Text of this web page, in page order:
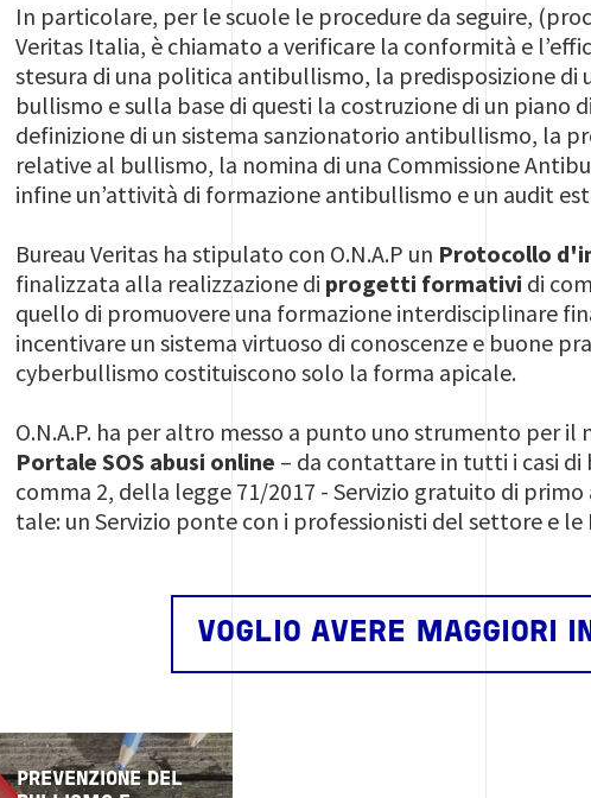
In particolare, per le scuole le procedure da seguire,
Veritas Italia, è chiamato a verificare la conformità e
stesura di una politica antibullismo, la predisposizione di
bullismo e sulla base di questi la costruzione di un
definizione di un sistema sanzionatorio antibullismo, la
relative al bullismo, la nomina di una Commissione
infine un’attività di formazione antibullismo e un audit
Bureau Veritas ha stipulato con O.N.A.P un Protocollo
finalizzata alla realizzazione di progetti formativi di
quello di promuovere una formazione interdisciplinare
incentivare un sistema virtuoso di conoscenze e buone
cyberbullismo costituiscono solo la forma apicale.
O.N.A.P. ha per altro messo a punto uno strumento per
Portale SOS abusi online – da contattare in tutti i casi
comma 2, della legge 71/2017 - Servizio gratuito di
tale: un Servizio ponte con i professionisti del settore e le
VOGLIO AVERE MAGGIORI
PREVENZIONE DEL